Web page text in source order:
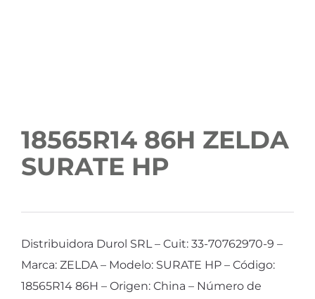
18565R14 86H ZELDA
SURATE HP
Distribuidora Durol SRL – Cuit: 33-70762970-9 –
Marca: ZELDA – Modelo: SURATE HP – Código:
18565R14 86H – Origen: China – Número de